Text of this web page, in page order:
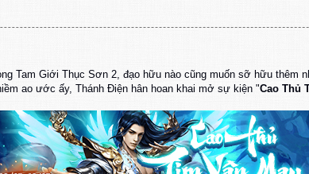
Tam Giới Thục Sơn 2, đạo hữu nào cũng muốn sỡ hữu thêm
ao ước ấy, Thánh Điện hân hoan khai mở sự kiện "Cao Thủ